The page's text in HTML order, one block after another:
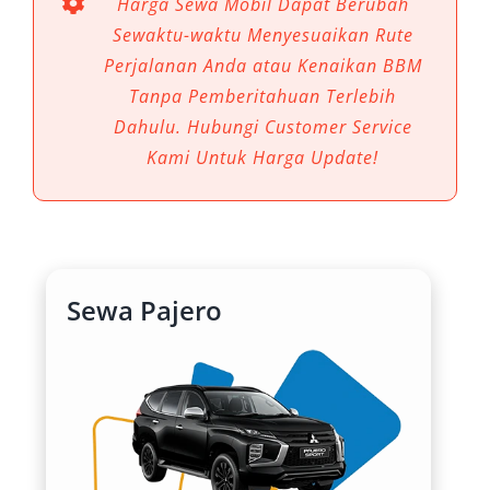
sangat penting. Salah satu pilihan terbaik
untuk menjawab kebutuhan ini adalah sewa
mobil Pajero Sidoarjo. SUV premium ini
menawarkan perpaduan antara kemewahan
dan ketangguhan, menjadikannya kendaraan
baik dalam kota, ke luar kota, maupun untuk
Salsa Wisata, masyarakat dan wisatawan dapat
merasakan langsung pengalaman berkendara
dengan kendaraan yang dirancang untuk
berbagai kondisi jalan. Layanan ini tersedia
dengan sistem sewa harian, bulanan, antar
jemput Bandara Juanda, serta drop ke Stasiun
Sewaktu-waktu Menyesuaikan Rute
Perjalanan Anda atau Kenaikan BBM
Tanpa Pemberitahuan Terlebih
Dahulu. Hubungi Customer Service
Kami Untuk Harga Update!
Sewa Pajero